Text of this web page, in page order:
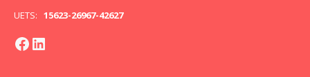
UETS: 15623-26967-42627